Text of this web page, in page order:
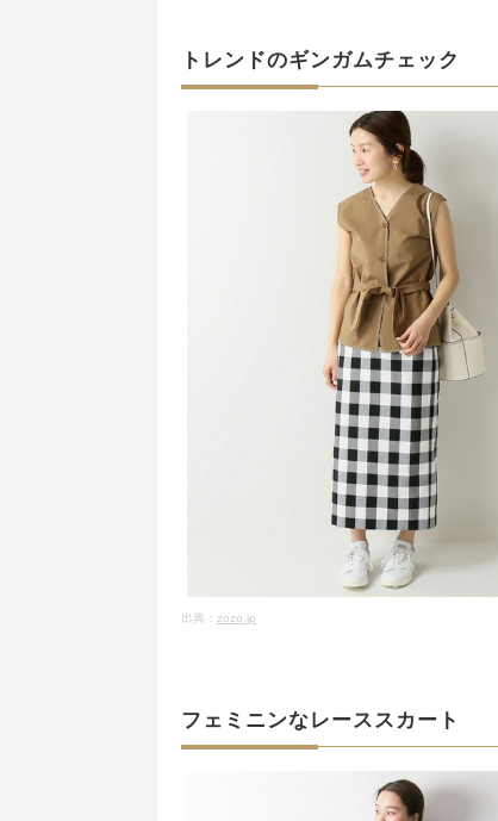
トレンドのギンガムチェック
出典： zozo.jp
フェミニンなレーススカート